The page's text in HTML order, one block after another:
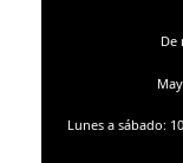
De
Lunes a sábado: